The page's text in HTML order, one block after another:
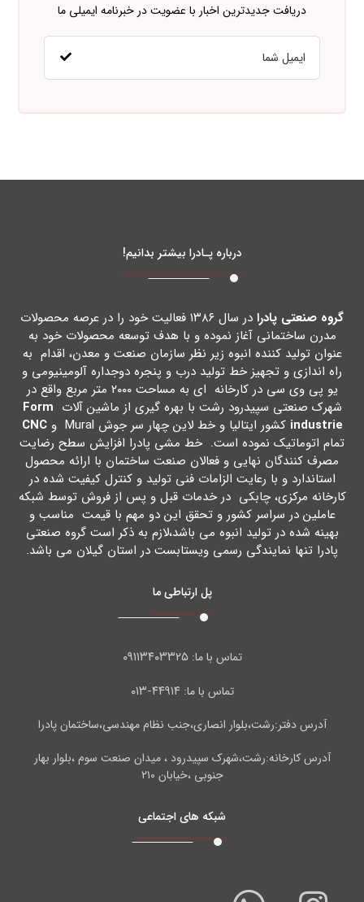
دریافت جدیدترین اخبار با عضویت در خبرنامه ایمیلی ما
درباره پـادرا بیشتر بدانیم!
گروه صنعتی پادرا
در سال ۱۳۸۶ فعالیت خود را در عرصه محصولات
مدرن ساختمانی آغاز نموده و با هدف توسعه محصولات خود به
عنوان تولید کننده انبوه زیر نظر سازمان صنعت و معدن، اقدام به
راه اندازي و تجهیز خط تولید درب و پنجره دوجداره آلومینیومی و
یو پی وي سی در کارخانه اي به مساحت ۲۰۰۰ متر مربع واقع در
شهرك صنعتی سپیدرود رشت با بهره گیري از ماشین آلات Form
industrie کشور ایتالیا و خط لاین چهار سر جوش Mural و
CNC
تمام اتوماتیک نموده است. خط مشی پادرا افزایش سطح رضایت
مصرف کنندگان نهایی و فعالان صنعت ساختمان با ارائه محصول
استاندارد و با رعایت الزامات فنی تولید و کنترل کیفیت شده در
کارخانه مرکزي، چابکی در خدمات قبل و پس از فروش توسط شبکه
عاملین در سراسر کشور و تحقق این دو مهم با قیمت مناسب و
بهینه شده در تولید انبوه می باشد،لازم به ذکر است گروه صنعتی
پادرا تنها نمایندگی رسمی ویستابست در استان گیلان می باشد.
پل ارتباطی ما
تماس با ما:۰۹۱۱۳۴۰۳۳۲۵
تماس با ما: ۴۴۹۱۴-۰۱۳
آدرس دفتر:رشت،بلوار انصاری،جنب نظام مهندسی،ساختمان پادرا
آدرس کارخانه:رشت،شهرک سپیدرود ، میدان صنعت سوم ،بلوار بهار
جنوبی ،خیابان ۲۱۰
شبکه های اجتماعی